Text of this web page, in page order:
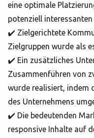
eine optimale
potenziell interessanten
✔️ Zielgerichtete
Zielgruppen wurde als
✔️ Ein zusätzliches
Zusammenführen von
wurde realisiert, indem
des Unternehmens
✔️ Die bedeutenden
responsive Inhalte auf